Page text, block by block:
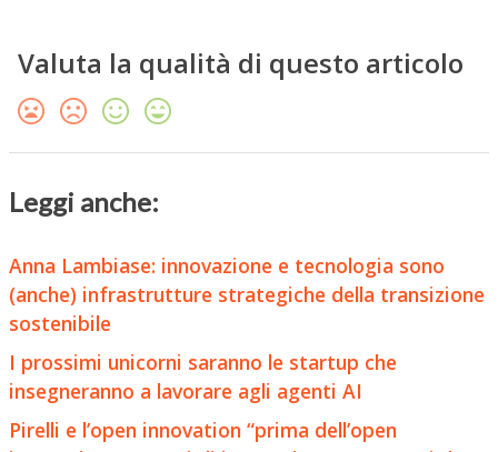
Valuta la qualità di questo articolo
Leggi anche:
Anna Lambiase: innovazione e tecnologia sono
(anche) infrastrutture strategiche della transizione
sostenibile
I prossimi unicorni saranno le startup che
insegneranno a lavorare agli agenti AI
Pirelli e l’open innovation “prima dell’open